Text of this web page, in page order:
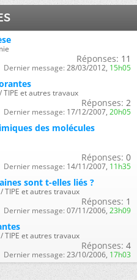
Réponses: 11
Dernier message: 28/03/2012, 15h05
TIPE et autres travaux
Réponses: 2
Dernier message: 17/12/2007, 20h05
des molécules
Réponses: 0
Dernier message: 14/11/2007, 11h35
sont t-elles liés ?
TIPE et autres travaux
Réponses: 1
Dernier message: 07/11/2006, 23h09
TIPE et autres travaux
Réponses: 4
Dernier message: 23/10/2006, 17h03